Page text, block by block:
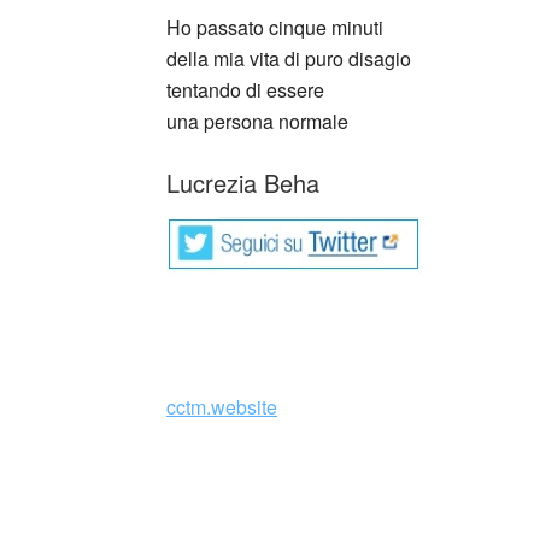
Ho passato cinque minuti
della mia vita di puro disagio
tentando di essere
una persona normale
Lucrezia Beha
cctm.website